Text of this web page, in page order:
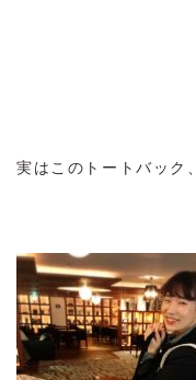
実はこのトートバック